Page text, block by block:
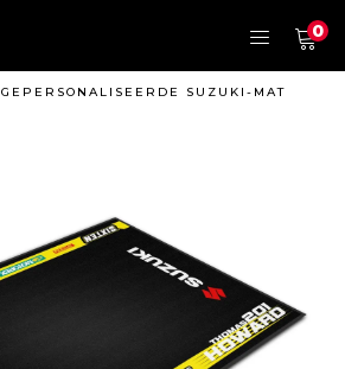
0
GEPERSONALISEERDE SUZUKI-MAT